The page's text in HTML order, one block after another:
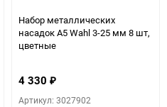
Набор металлических
насадок А5 Wahl 3-25 мм 8 шт,
цветные
4 330 ₽
Артикул: 3027902